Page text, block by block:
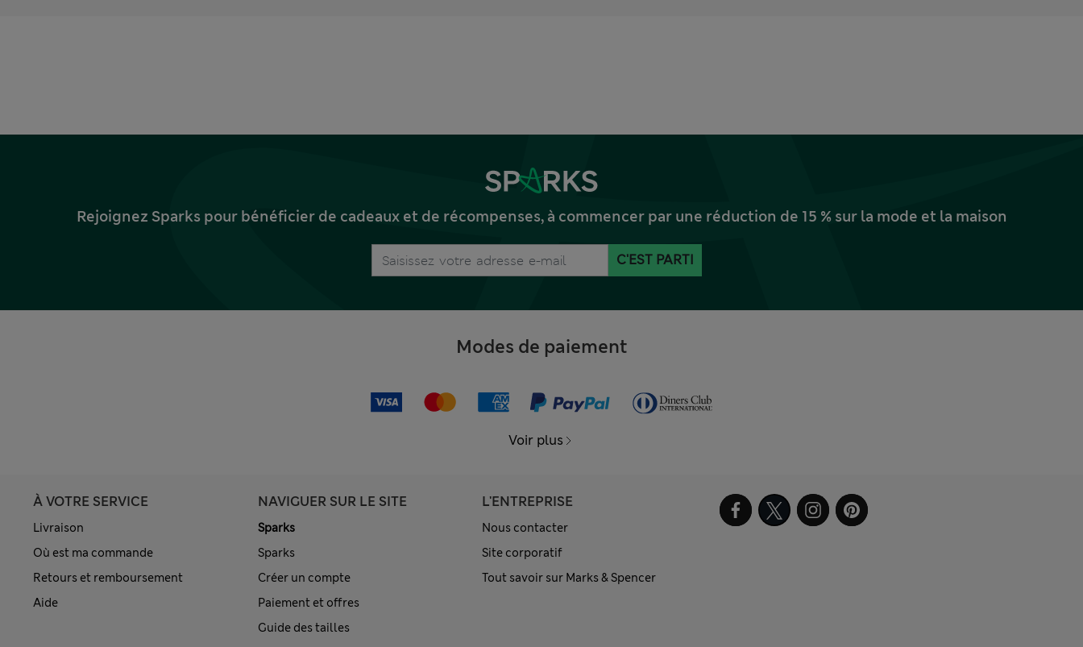
Rejoignez Sparks pour bénéficier de cadeaux et de récompenses, à commencer par une réduction de 15 % sur la mode et la maison
C'EST PARTI
Modes de paiement
Voir plus
À VOTRE SERVICE
Livraison
Où est ma commande
Retours et remboursement
Aide
NAVIGUER SUR LE SITE
Sparks
Sparks
Créer un compte
Paiement et offres
Guide des tailles
L'ENTREPRISE
Nous contacter
Site corporatif
Tout savoir sur Marks & Spencer